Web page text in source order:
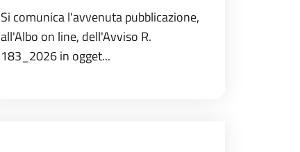
Si comunica l'avvenuta pubblicazione,
all'Albo on line, dell'Avviso R.
183_2026 in ogget...